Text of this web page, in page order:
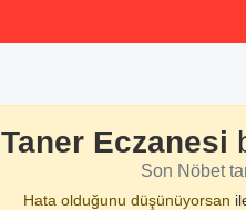
Taner Eczanesi
Son Nöbet
Hata olduğunu düşünüyorsan